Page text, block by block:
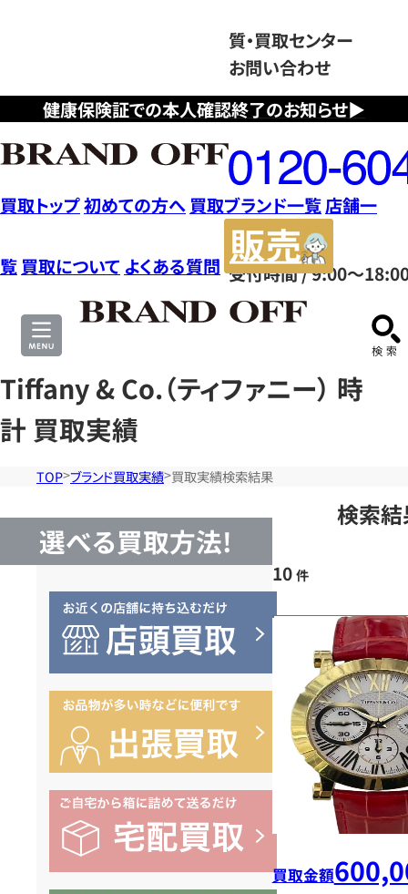
健康保険証での本人確認終了のお知らせ▶
質・買取センター
お問い合わせ
フ
リ
ー
ダ
イ
ヤ
ル
0120604117
受付時間 / 9:00～
買取トップ初めての方へ 買取ブランド一覧店舗一
覧 買取について よくある質問
サ
Tiffany & Co.（ティファニー） 時
計 買取実績
TOP ブランド買取実績 買取実績検索結果
選べる買取方法!
検索
10 件
買取金額